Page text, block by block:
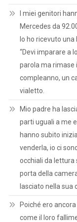
I miei genitori
Mercedes da
Io ho ricevuto
“Devi imparare a
parola ma rimase
compleanno, un
vialetto.
Mio padre ha
parti uguali a me
hanno subito
venderla, io ci
occhiali da lettura
porta della
lasciato nella sua
Poiché ero
come il loro